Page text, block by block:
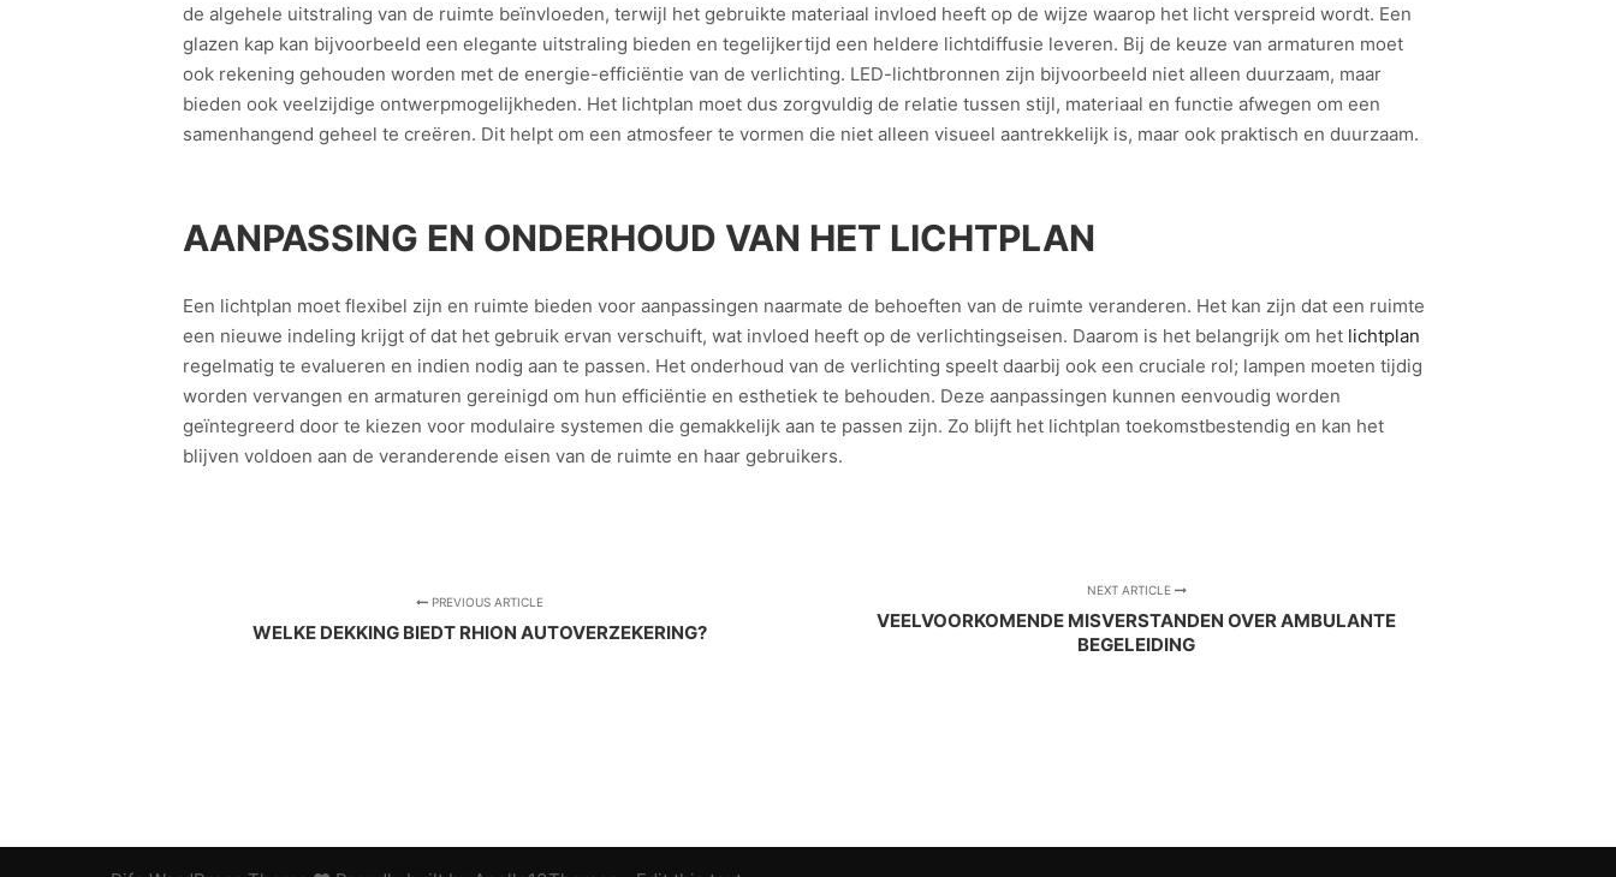
de algehele uitstraling van de ruimte beïnvloeden, terwijl het gebruikte materiaal invloed heeft op de wijze waarop het licht verspreid wordt. Een
glazen kap kan bijvoorbeeld een elegante uitstraling bieden en tegelijkertijd een heldere lichtdiffusie leveren. Bij de keuze van armaturen moet
ook rekening gehouden worden met de energie-efficiëntie van de verlichting. LED-lichtbronnen zijn bijvoorbeeld niet alleen duurzaam, maar
bieden ook veelzijdige ontwerpmogelijkheden. Het lichtplan moet dus zorgvuldig de relatie tussen stijl, materiaal en functie afwegen om een
samenhangend geheel te creëren. Dit helpt om een atmosfeer te vormen die niet alleen visueel aantrekkelijk is, maar ook praktisch en duurzaam.
AANPASSING EN ONDERHOUD VAN HET LICHTPLAN
Een lichtplan moet flexibel zijn en ruimte bieden voor aanpassingen naarmate de behoeften van de ruimte veranderen. Het kan zijn dat een ruimte
een nieuwe indeling krijgt of dat het gebruik ervan verschuift, wat invloed heeft op de verlichtingseisen. Daarom is het belangrijk om het lichtplan
regelmatig te evalueren en indien nodig aan te passen. Het onderhoud van de verlichting speelt daarbij ook een cruciale rol; lampen moeten tijdig
worden vervangen en armaturen gereinigd om hun efficiëntie en esthetiek te behouden. Deze aanpassingen kunnen eenvoudig worden
geïntegreerd door te kiezen voor modulaire systemen die gemakkelijk aan te passen zijn. Zo blijft het lichtplan toekomstbestendig en kan het
blijven voldoen aan de veranderende eisen van de ruimte en haar gebruikers.
PREVIOUS ARTICLE
WELKE DEKKING BIEDT RHION AUTOVERZEKERING?
NEXT ARTICLE
VEELVOORKOMENDE MISVERSTANDEN OVER AMBULANTE
BEGELEIDING